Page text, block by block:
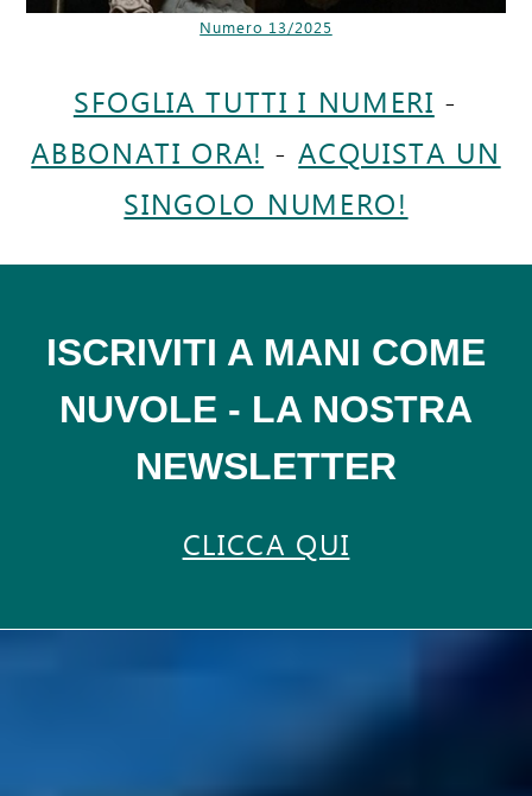
Numero 13/2025
SFOGLIA TUTTI I NUMERI -
ABBONATI ORA! -ACQUISTA UN
SINGOLO NUMERO!
ISCRIVITI A MANI COME
NUVOLE - LA NOSTRA
NEWSLETTER
CLICCA QUI